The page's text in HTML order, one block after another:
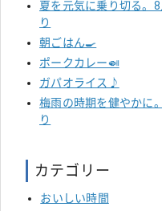
夏を元気に乗り切る。
り
朝ごはん🍳
ポークカレー🍛
ガパオライス♪
梅雨の時期を健やかに
り
カテゴリー
おいしい時間